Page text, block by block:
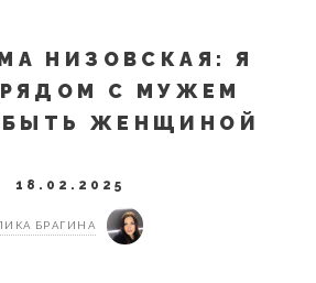
НИЗОВСКАЯ: Я
С МУЖЕМ
БЫТЬ ЖЕНЩИНОЙ
18.02.2025
БРАГИНА